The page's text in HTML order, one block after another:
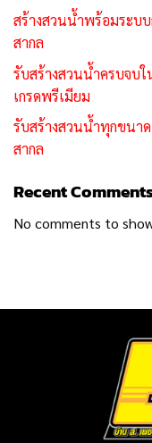
สร้างสวนน้ำพร้อมระบบ
สากล
รับสร้างสวนน้ำครบจบใ
เกรดพรีเมียม
รับสร้างสวนน้ำทุกขนา
สากล
Recent
No comments to